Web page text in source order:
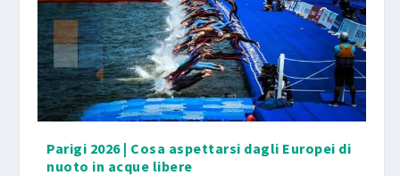
Parigi 2026 | Cosa aspettarsi dagli Europei di
nuoto in acque libere